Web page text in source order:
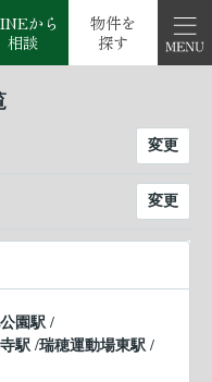
から
相談
物件を
探す
変更
変更
園駅 /
駅 /瑞穂運動場東駅 /